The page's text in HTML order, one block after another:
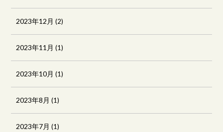
2023年12月 (2)
2023年11月 (1)
2023年10月 (1)
2023年8月 (1)
2023年7月 (1)